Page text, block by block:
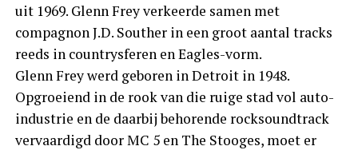
uit 1969. Glenn Frey verkeerde samen met
compagnon J.D. Souther in een groot aantal tracks
reeds in countrysferen en Eagles-vorm.
Glenn Frey werd geboren in Detroit in 1948.
Opgroeiend in de rook van die ruige stad vol auto-
industrie en de daarbij behorende rocksoundtrack
vervaardigd door MC 5 en The Stooges, moet er